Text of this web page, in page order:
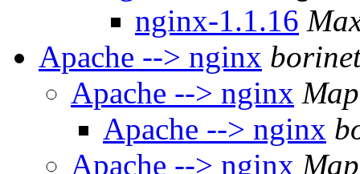
nginx-1.1.16
Apache --> nginx
Apache --> nginx
Apache --> nginx
Apache --> nginx